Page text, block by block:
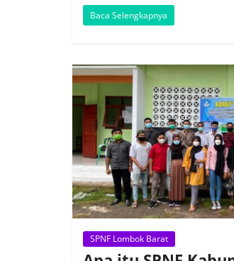
Baca Selengkapnya
SPNF Lombok Barat